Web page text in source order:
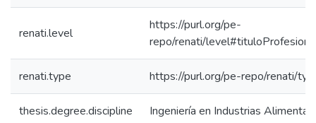
renati.level
https://purl.org/pe-
repo/renati/
renati.type https://purl.org/pe-repo/renati/
thesis.degree.discipline Ingeniería en Industrias